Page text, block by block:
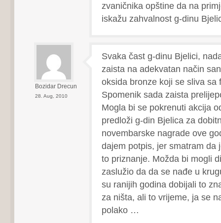
zvaničnika opštine da na
iskažu zahvalnost g-dinu
Bozidar Drecun
28. Aug, 2010
Svaka čast g-dinu Bjelici,
zaista na adekvatan način
oksida bronze koji se sliva sa
Spomenik sada zaista
Mogla bi se pokrenuti akcija
predloži g-din Bjelica za
novembarske nagrade ove
dajem potpis, jer smatram da
to priznanje. Možda bi mogli
zaslužio da da se nađe u
su ranijih godina dobijali to
za ništa, ali to vrijeme, ja se
polako …